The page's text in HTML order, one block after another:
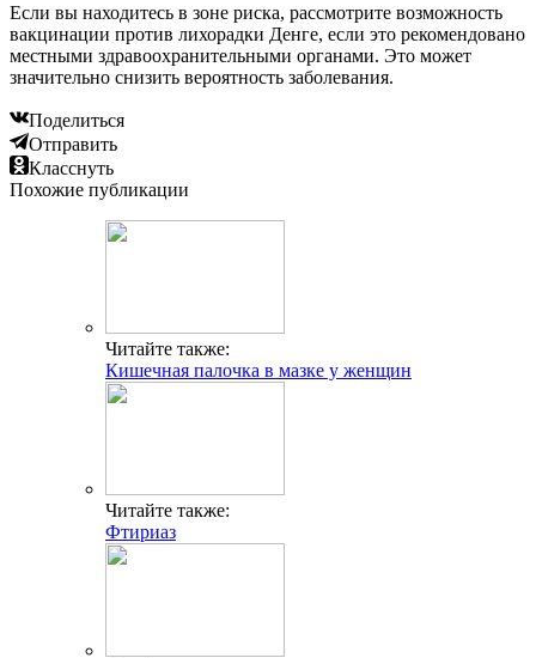
Если вы находитесь в зоне риска, рассмотрите возможность
вакцинации против лихорадки Денге, если это рекомендовано
местными здравоохранительными органами. Это может
значительно снизить вероятность заболевания.
Поделиться
Отправить
Класснуть
Похожие публикации
Читайте также:
Кишечная палочка в мазке у женщин
Читайте также:
Фтириаз